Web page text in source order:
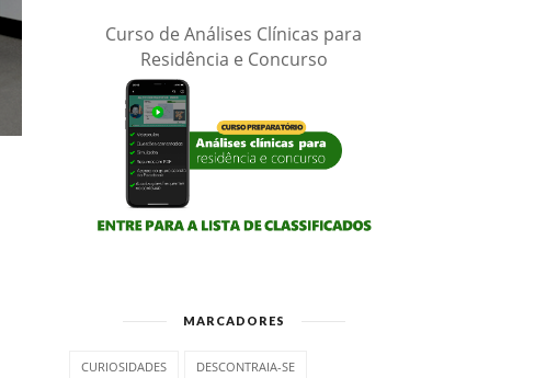
Curso de Análises Clínicas para
Residência e Concurso
MARCADORES
CURIOSIDADES DESCONTRAIA-SE